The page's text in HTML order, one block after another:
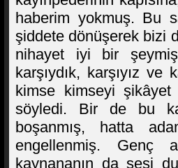
haberim yokmuş. Bu
şiddete dönüşerek bizi
nihayet iyi bir
karşıydık, karşıyız
kimse kimseyi
söyledi. Bir de bu
boşanmış, hatta
engellenmiş. Genç
kaynananın da sesi